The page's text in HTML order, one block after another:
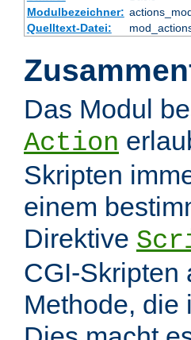
Modulbezeichner:
Quelltext-Datei:
Das Modul
Action
Skripten
einem
Direktive
CGI-Skripten
Methode, die